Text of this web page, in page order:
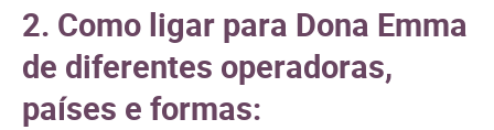
2. Como ligar para Dona Emma
de diferentes operadoras,
países e formas: